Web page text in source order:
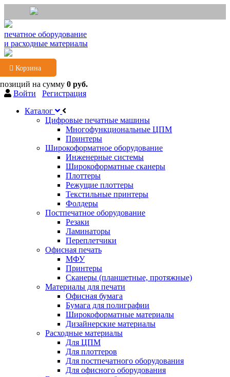
печатное оборудование
и расходные материалы
Корзина
на сумму 0 руб.
Войти
Регистрация
Каталог
Цифровые печатные машины
Многофункциональные ЦПМ
Принтеры
Широкоформатное оборудование
Инженерные системы
Широкоформатные сканеры
Плоттеры
Режущие плоттеры
Текстильные принтеры
Фолдеры
Постпечатное оборудование
Резаки
Ламинаторы
Переплетчики
Офисная печать
МФУ
Принтеры
Сканеры (планшетные, протяжные)
Материалы для печати
Офисная бумага
Бумага для полиграфии
Широкоформатные материалы
Дизайнерские материалы
Расходные материалы
Для ЦПМ
Для плоттеров
Для постпечатного оборудования
Для офисного оборудования